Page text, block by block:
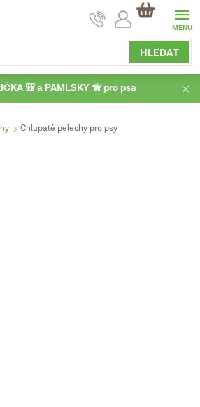
HLEDAT
NÁKUPNÍ
KOŠÍK
🎒 a PAMLSKY 🦮 pro psa
Chlupaté pelechy pro psy